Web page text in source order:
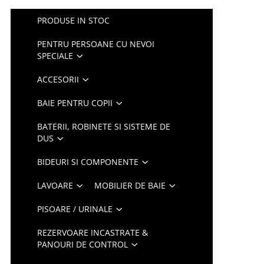
PRODUSE IN STOC
PENTRU PERSOANE CU NEVOI
SPECIALE
ACCESORII
BAIE PENTRU COPII
BATERII, ROBINETE SI SISTEME DE
DUS
BIDEURI SI COMPONENTE
LAVOARE MOBILIER DE BAIE
PISOARE / URINALE
REZERVOARE INCASTRATE &
PANOURI DE CONTROL